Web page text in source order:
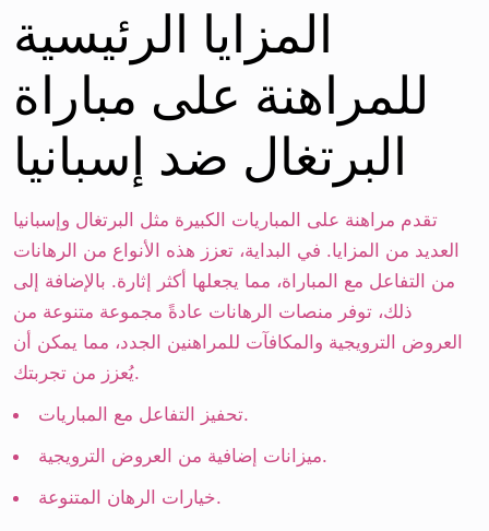
المزايا الرئيسية
للمراهنة على مباراة
البرتغال ضد إسبانيا
تقدم مراهنة على المباريات الكبيرة مثل البرتغال وإسبانيا
العديد من المزايا. في البداية، تعزز هذه الأنواع من الرهانات
من التفاعل مع المباراة، مما يجعلها أكثر إثارة. بالإضافة إلى
ذلك، توفر منصات الرهانات عادةً مجموعة متنوعة من
العروض الترويجية والمكافآت للمراهنين الجدد، مما يمكن أن
يُعزز من تجربتك.
تحفيز التفاعل مع المباريات.
ميزانات إضافية من العروض الترويجية.
خيارات الرهان المتنوعة.